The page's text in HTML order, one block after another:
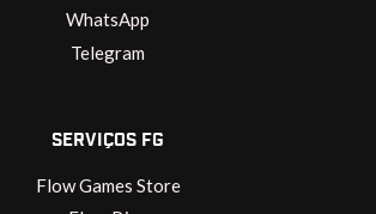
WhatsApp
Telegram
SERVIÇOS FG
Flow Games Store